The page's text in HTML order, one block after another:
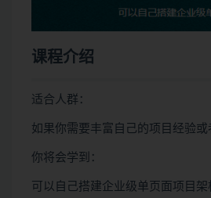
课程介绍
适合人群：
如果你需要丰富自己的项目经验
你将会学到：
可以自己搭建企业级单页面项目